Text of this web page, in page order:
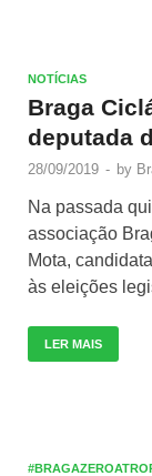
NOTÍCIAS
Braga
deputada
28/09/2019 - by
Na passada
associação
Mota,
às eleições
LER MAIS